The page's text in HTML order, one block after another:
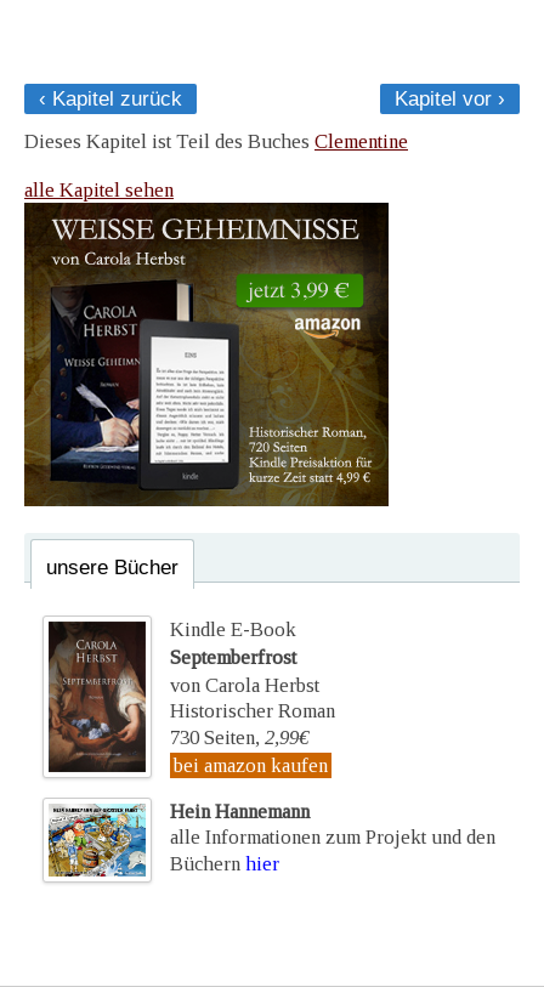
‹ Kapitel zurück
Kapitel vor ›
Dieses Kapitel ist Teil des Buches Clementine
alle Kapitel sehen
unsere Bücher
Kindle E-Book
Septemberfrost
von Carola Herbst
Historischer Roman
730 Seiten, 2,99€
bei amazon kaufen
Hein Hannemann
alle Informationen zum Projekt und den
Büchern hier